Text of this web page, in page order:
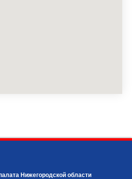
Нижегородской области